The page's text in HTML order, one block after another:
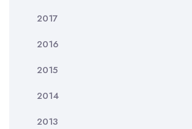
2017
2016
2015
2014
2013